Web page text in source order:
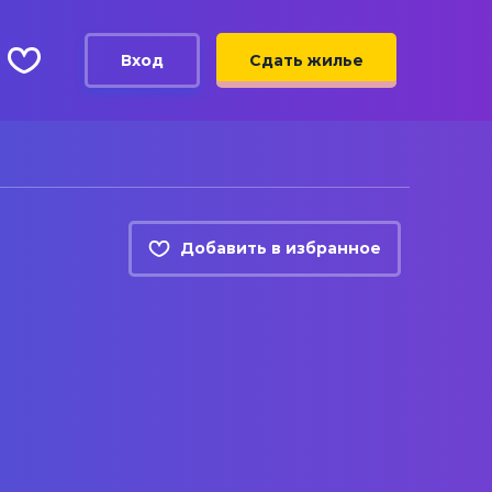
Вход Сдать жилье
Добавить в избранное